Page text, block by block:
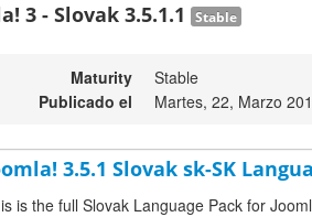
3 - Slovak 3.5.1.1 Stable
Maturity
Stable
Publicado el
Martes, 22, Marzo
3.5.1 Slovak sk-SK
is the full Slovak Language Pack for